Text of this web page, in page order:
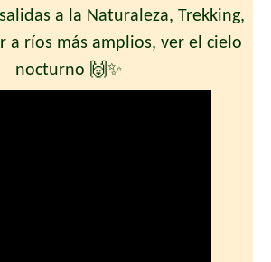
a la Naturaleza, Trekking,
a ríos más amplios, ver el cielo
nocturno 🙌✨